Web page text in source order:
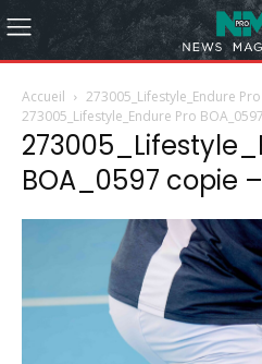
Accueil
273005_Lifestyle_Endure
273005_Lifestyle_Endure Pro
BOA_0597 copie